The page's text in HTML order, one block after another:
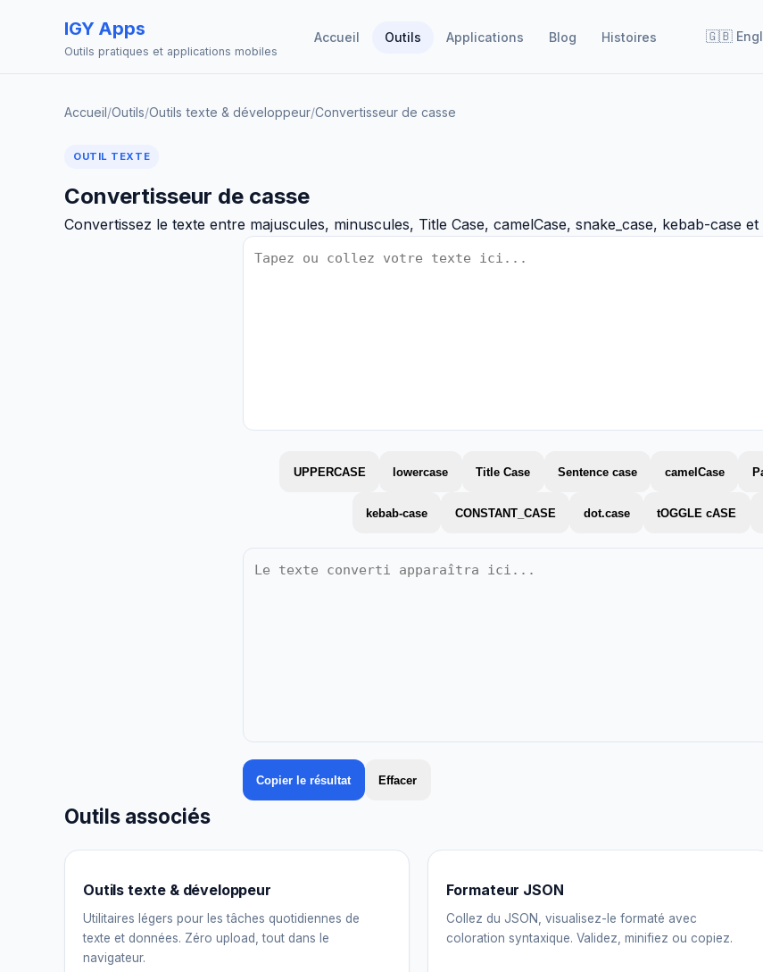
IGY Apps
Outils pratiques et applications mobiles
Accueil Outils Applications Blog Histoires 🇬🇧
Accueil/Outils/Outils texte & développeur/Convertisseur de casse
OUTIL TEXTE
Convertisseur de casse
Convertissez le texte entre majuscules, minuscules, Title Case, camelCase, snake_case, kebab-case et
UPPERCASE lowercase Title Case Sentence case camelCase
kebab-case CONSTANT_CASE dot.case tOGGLE cASE
Copier le résultat Effacer
Outils associés
Outils texte & développeur
Utilitaires légers pour les tâches quotidiennes de
texte et données. Zéro upload, tout dans le
navigateur.
Formateur JSON
Collez du JSON, visualisez-le formaté avec
coloration syntaxique. Validez, minifiez ou copiez.